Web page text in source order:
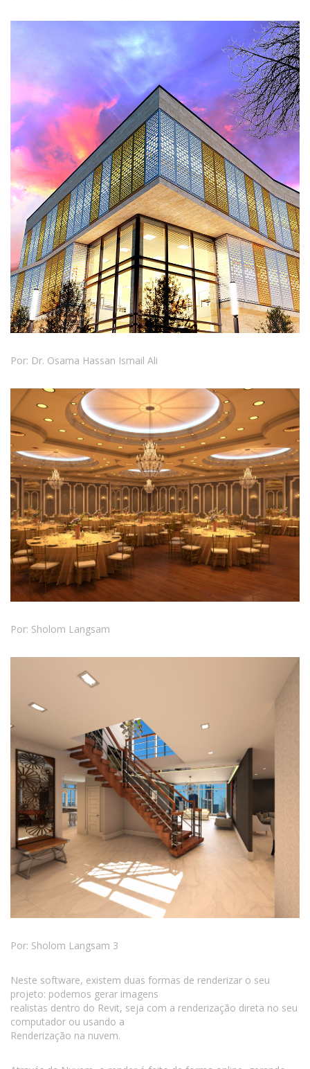
Por: Dr. Osama Hassan Ismail Ali
Por: Sholom Langsam
Por: Sholom Langsam 3
Neste software, existem duas formas de renderizar o seu
projeto: podemos gerar imagens
realistas dentro do Revit, seja com a renderização direta no seu
computador ou usando a
Renderização na nuvem.